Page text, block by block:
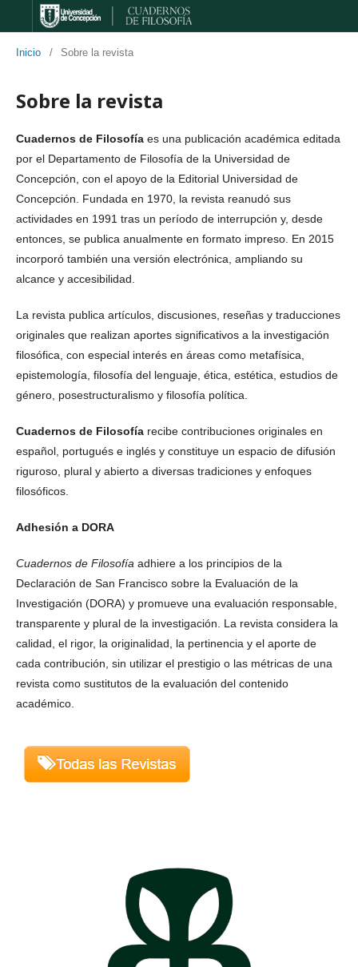
Inicio / Sobre la revista
Sobre la revista
Cuadernos de Filosofía es una publicación académica editada
por el Departamento de Filosofía de la Universidad de
Concepción, con el apoyo de la Editorial Universidad de
Concepción. Fundada en 1970, la revista reanudó sus
actividades en 1991 tras un período de interrupción y, desde
entonces, se publica anualmente en formato impreso. En 2015
incorporó también una versión electrónica, ampliando su
alcance y accesibilidad.
La revista publica artículos, discusiones, reseñas y traducciones
originales que realizan aportes significativos a la investigación
filosófica, con especial interés en áreas como metafísica,
epistemología, filosofía del lenguaje, ética, estética, estudios de
género, posestructuralismo y filosofía política.
Cuadernos de Filosofía recibe contribuciones originales en
español, portugués e inglés y constituye un espacio de difusión
riguroso, plural y abierto a diversas tradiciones y enfoques
filosóficos.
Adhesión a DORA
Cuadernos de Filosofía adhiere a los principios de la
Declaración de San Francisco sobre la Evaluación de la
Investigación (DORA) y promueve una evaluación responsable,
transparente y plural de la investigación. La revista considera la
calidad, el rigor, la originalidad, la pertinencia y el aporte de
cada contribución, sin utilizar el prestigio o las métricas de una
revista como sustitutos de la evaluación del contenido
académico.